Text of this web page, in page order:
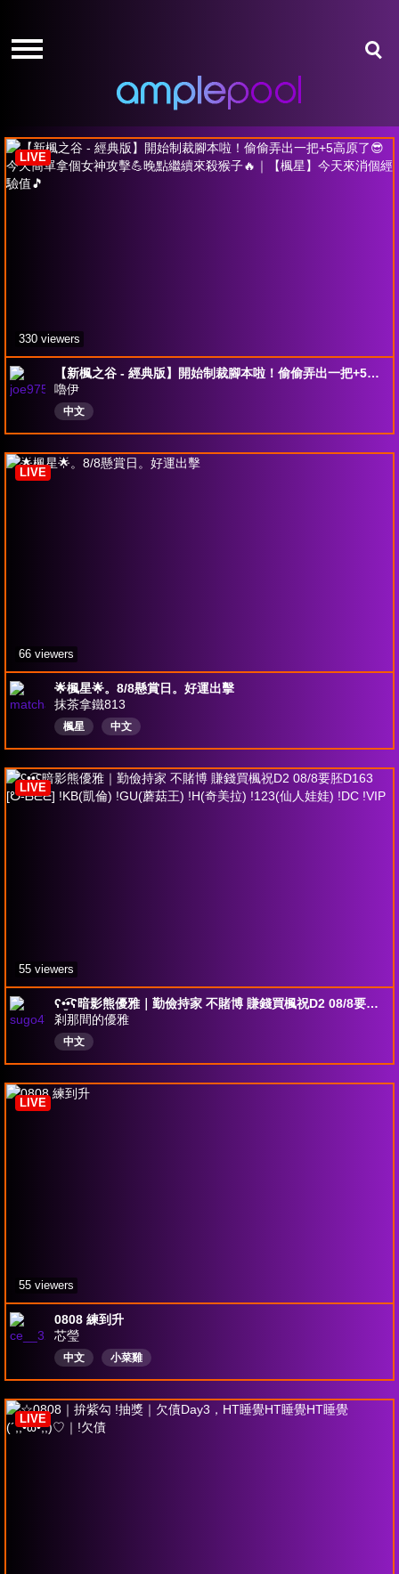
GIVE-
HOW
IT
WORKS
GIVE-
HOW
IT
WORKS
MapleStory Worlds
【新楓之谷 - 經典版】開始制裁腳本啦！偷偷弄出一把+5高原了😎今天簡單拿個女神攻擊💪晚點繼續來殺猴子🔥｜【楓星】今天來消個經驗值🎵
嚕伊
中文
LIVE
330 viewers
🌟楓星🌟。8/8懸賞日。好運出擊
抹茶拿鐵813
楓星 中文
LIVE
66 viewers
ʕ•̫͡•ʕ暗影熊優雅｜勤儉持家 不賭博 賺錢買楓祝D2 08/8要胚D163 [☋-ᗷᗴᗴ] !KB(凱倫) !GU(蘑菇王) !H(奇美拉) !123(仙人娃娃) !DC !VIP
剎那間的優雅
中文
LIVE
55 viewers
0808 練到升
芯瑩
中文 小菜雞
LIVE
55 viewers
LIVE